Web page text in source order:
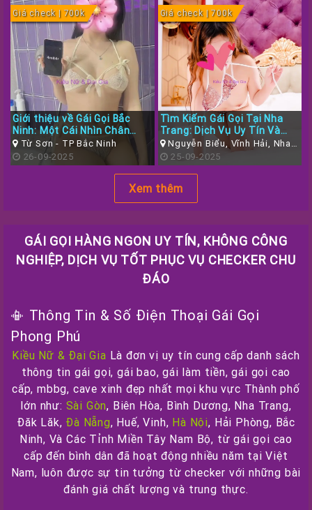
Giá check | 700k
Giới thiệu về Gái Gọi Bắc
Ninh: Một Cái Nhìn Chân
Thực
Từ Sơn - TP Bắc Ninh
26-09-2025
Giá check | 700k
Tìm Kiếm Gái Gọi Tại Nha
Trang: Dịch Vụ Uy Tín Và
Chất Lượng
Nguyễn Biểu, Vĩnh Hải, Nha
Trang, Khánh Hòa
25-09-2025
Xem thêm
GÁI GỌI HÀNG NGON UY TÍN, KHÔNG CÔNG
NGHIỆP, DỊCH VỤ TỐT PHỤC VỤ CHECKER CHU
ĐÁO
📳 Thông Tin & Số Điện Thoại Gái Gọi
Phong Phú
Kiều Nữ & Đại Gia Là đơn vị uy tín cung cấp danh sách
thông tin gái gọi, gái bao, gái làm tiền, gái gọi cao
cấp, mbbg, cave xinh đẹp nhất mọi khu vực Thành phố
lớn như: Sài Gòn, Biên Hòa, Bình Dương, Nha Trang,
Đăk Lăk, Đà Nẵng, Huế, Vinh, Hà Nội, Hải Phòng, Bắc
Ninh, Và Các Tỉnh Miền Tây Nam Bộ, từ gái gọi cao
cấp đến bình dân đã hoạt động nhiều năm tại Việt
Nam, luôn được sự tin tưởng từ checker với những bài
đánh giá chất lượng và trung thực.